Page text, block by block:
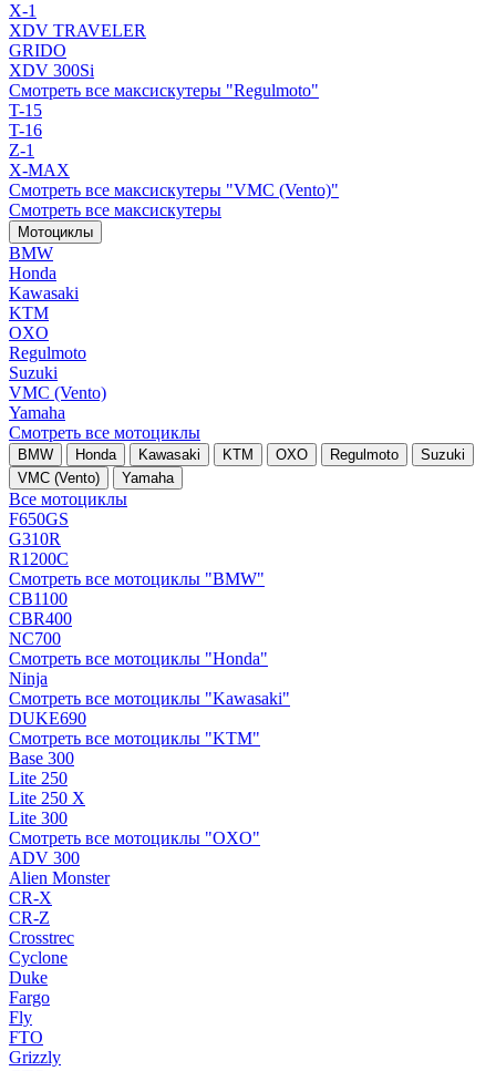
X-1
XDV TRAVELER
GRIDO
XDV 300Si
Смотреть все максискутеры "Regulmoto"
T-15
T-16
Z-1
X-MAX
Смотреть все максискутеры "VMC (Vento)"
Смотреть все максискутеры
Мотоциклы
BMW
Honda
Kawasaki
KTM
OXO
Regulmoto
Suzuki
VMC (Vento)
Yamaha
Смотреть все мотоциклы
BMW Honda Kawasaki KTM OXO Regulmoto
Suzuki
VMC (Vento)
Yamaha
Все мотоциклы
F650GS
G310R
R1200C
Смотреть все мотоциклы "BMW"
CB1100
CBR400
NC700
Смотреть все мотоциклы "Honda"
Ninja
Смотреть все мотоциклы "Kawasaki"
DUKE690
Смотреть все мотоциклы "KTM"
Base 300
Lite 250
Lite 250 X
Lite 300
Смотреть все мотоциклы "OXO"
ADV 300
Alien Monster
CR-X
CR-Z
Crosstrec
Cyclone
Duke
Fargo
Fly
FTO
Grizzly